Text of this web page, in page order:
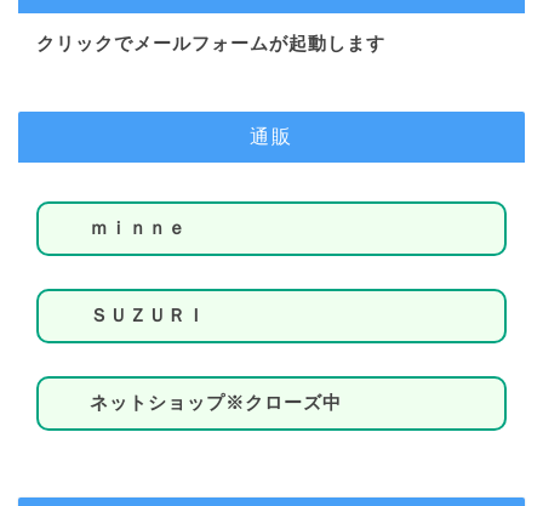
クリックでメールフォームが起動します
通販
ｍｉｎｎｅ
ＳＵＺＵＲＩ
ネットショップ※クローズ中